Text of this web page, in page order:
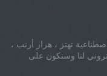
تهتز ، هزاز أرنب ،
لنا وسنكون على